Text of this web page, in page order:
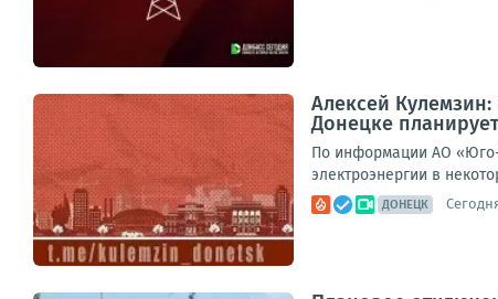
Алексей
Донецке
По информации АО «Юго-
электроэнергии в
ДОНЕЦК